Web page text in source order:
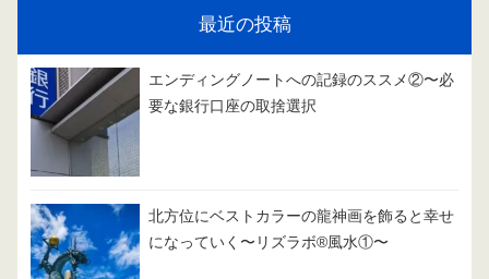
最近の投稿
エンディングノートへの記録のススメ②〜必
要な銀行口座の取捨選択
北方位にベストカラーの龍神画を飾ると幸せ
になっていく〜リズラボ®️風水①〜